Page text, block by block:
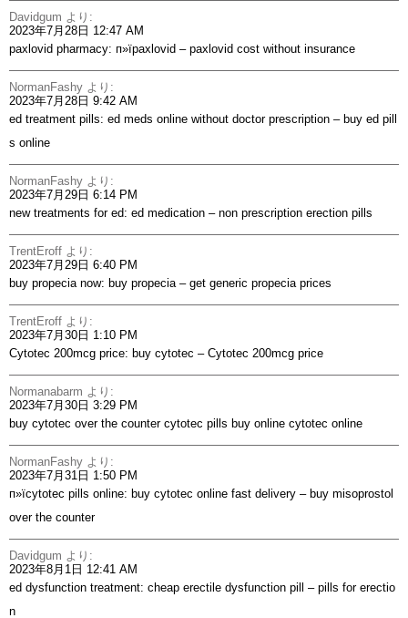
Davidgum より:
2023年7月28日 12:47 AM
paxlovid pharmacy: п»їpaxlovid – paxlovid cost without insurance
NormanFashy より:
2023年7月28日 9:42 AM
ed treatment pills: ed meds online without doctor prescription – buy ed pill
s online
NormanFashy より:
2023年7月29日 6:14 PM
new treatments for ed: ed medication – non prescription erection pills
TrentEroff より:
2023年7月29日 6:40 PM
buy propecia now: buy propecia – get generic propecia prices
TrentEroff より:
2023年7月30日 1:10 PM
Cytotec 200mcg price: buy cytotec – Cytotec 200mcg price
Normanabarm より:
2023年7月30日 3:29 PM
buy cytotec over the counter cytotec pills buy online cytotec online
NormanFashy より:
2023年7月31日 1:50 PM
п»їcytotec pills online: buy cytotec online fast delivery – buy misoprostol
over the counter
Davidgum より:
2023年8月1日 12:41 AM
ed dysfunction treatment: cheap erectile dysfunction pill – pills for erectio
n